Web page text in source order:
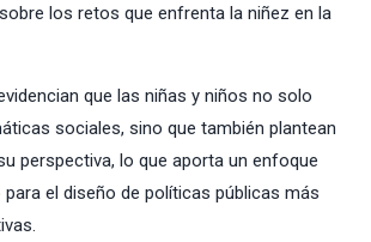
los retos que enfrenta la niñez en la
que las niñas y niños no solo
sociales, sino que también plantean
perspectiva, lo que aporta un enfoque
el diseño de políticas públicas más